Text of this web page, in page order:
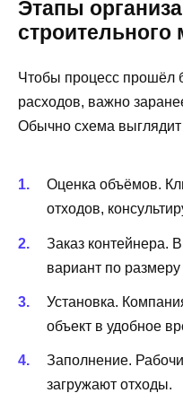
Этапы
строительного
Чтобы процесс прошёл
расходов, важно
Обычно схема выглядит
Оценка объёмов.
отходов,
Заказ контейнера.
вариант по
Установка.
объект в удобное
Заполнение.
загружают отходы.